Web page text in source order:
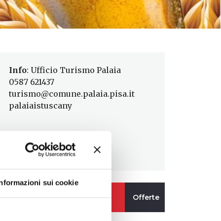
sui cookie
Info: Ufficio Turismo Palaia
0587 621437
turismo@comune.palaia.pisa.it
palaiaistuscany